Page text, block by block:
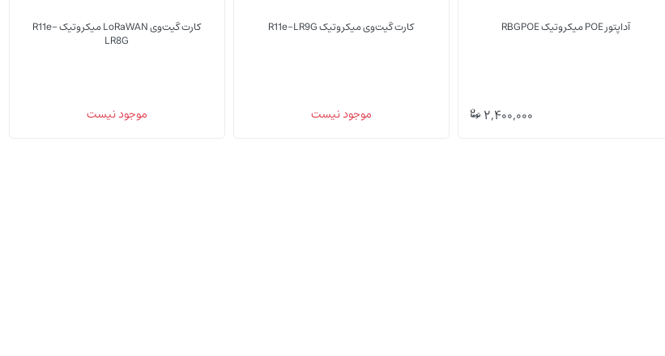
آداپتور POE میکروتیک RBGPOE
2,400,000
کارت گیت‌وی میکروتیک R11e-LR9G
موجود نیست
کارت گیت‌وی LoRaWAN میکروتیک R11e-
LR8G
موجود نیست